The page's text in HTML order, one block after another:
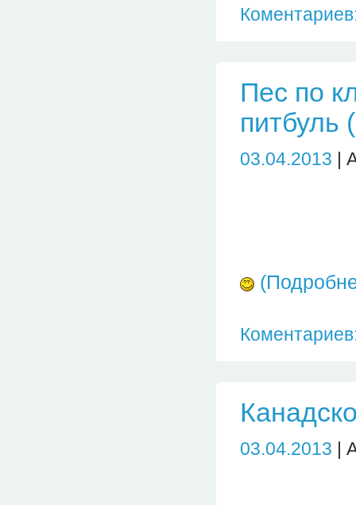
Пес по
питбуль
03.04.2013 |
03.04.2013 |